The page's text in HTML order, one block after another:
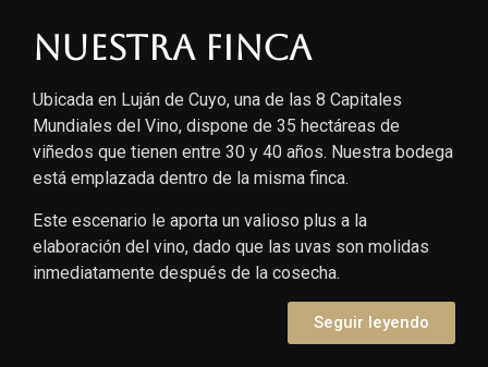
Nuestra finca
Ubicada en Luján de Cuyo, una de las 8 Capitales
Mundiales del Vino, dispone de 35 hectáreas de
viñedos que tienen entre 30 y 40 años. Nuestra bodega
está emplazada dentro de la misma finca.
Este escenario le aporta un valioso plus a la
elaboración del vino, dado que las uvas son molidas
inmediatamente después de la cosecha.
Seguir leyendo